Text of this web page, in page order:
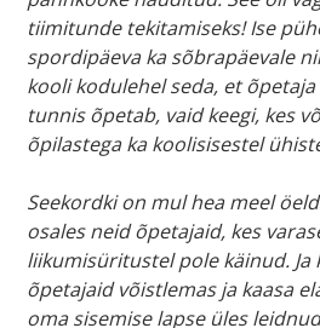
tiimitunde tekitamiseks! Ise
spordipäeva ka sõbrapäevale
kooli kodulehel seda, et õpetaja
tunnis õpetab, vaid keegi, kes
õpilastega ka koolisisestel
Seekordki on mul hea meel
osales neid õpetajaid, kes
liikumisüritustel pole käinud.
õpetajaid võistlemas ja kaasa
oma sisemise lapse üles